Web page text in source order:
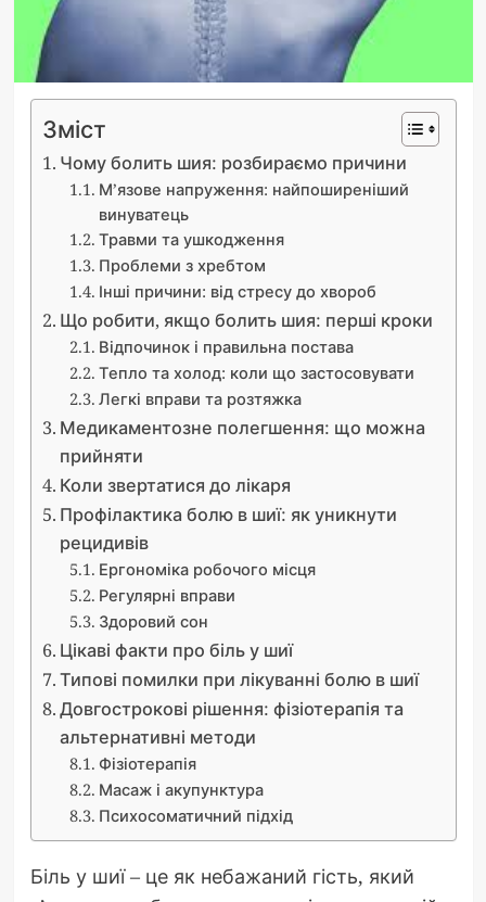
Зміст
Чому болить шия: розбираємо причини
М’язове напруження: найпоширеніший
винуватець
Травми та ушкодження
Проблеми з хребтом
Інші причини: від стресу до хвороб
Що робити, якщо болить шия: перші кроки
Відпочинок і правильна постава
Тепло та холод: коли що застосовувати
Легкі вправи та розтяжка
Медикаментозне полегшення: що можна
прийняти
Коли звертатися до лікаря
Профілактика болю в шиї: як уникнути
рецидивів
Ергономіка робочого місця
Регулярні вправи
Здоровий сон
Цікаві факти про біль у шиї
Типові помилки при лікуванні болю в шиї
Довгострокові рішення: фізіотерапія та
альтернативні методи
Фізіотерапія
Масаж і акупунктура
Психосоматичний підхід
Біль у шиї – це як небажаний гість, який